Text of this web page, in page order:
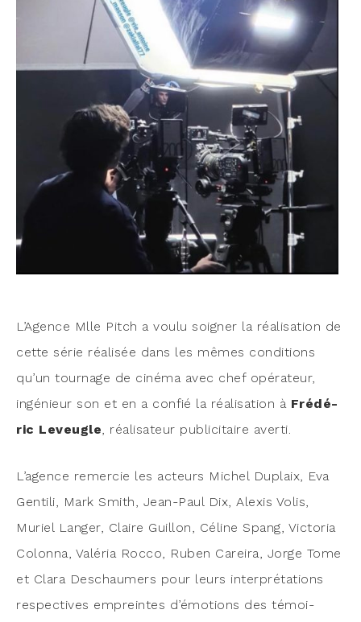
L’Agence Mlle Pitch a vou­lu soi­gner la réa­li­sa­tion de
cette série réa­li­sée dans les mêmes condi­tions
qu’un tour­nage de ciné­ma avec chef opé­ra­teur,
ingé­nieur son et en a confié la réa­li­sa­tion à Fré­dé­
ric Leveugle, réa­li­sa­teur publi­ci­taire averti.
L’agence remer­cie les acteurs Michel Duplaix, Eva
Gen­ti­li, Mark Smith, Jean-Paul Dix, Alexis Volis,
Muriel Lan­ger, Claire Guillon, Céline Spang, Vic­to­ria
Colon­na, Valé­ria Roc­co, Ruben Carei­ra, Jorge Tome
et Cla­ra Des­chau­mers pour leurs inter­pré­ta­tions
res­pec­tives empreintes d’émotions des témoi­